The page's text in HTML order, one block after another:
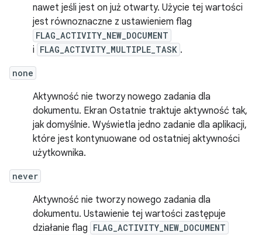
nawet jeśli jest on już otwarty. Użycie tej wartości
jest równoznaczne z ustawieniem flag
FLAG_ACTIVITY_NEW_DOCUMENT
i FLAG_ACTIVITY_MULTIPLE_TASK .
none
Aktywność nie tworzy nowego zadania dla
dokumentu. Ekran Ostatnie traktuje aktywność tak,
jak domyślnie. Wyświetla jedno zadanie dla aplikacji,
które jest kontynuowane od ostatniej aktywności
użytkownika.
never
Aktywność nie tworzy nowego zadania dla
dokumentu. Ustawienie tej wartości zastępuje
działanie flag FLAG_ACTIVITY_NEW_DOCUMENT